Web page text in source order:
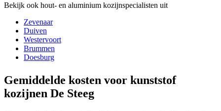
Bekijk ook hout- en aluminium kozijnspecialisten uit
Zevenaar
Duiven
Westervoort
Brummen
Doesburg
Gemiddelde kosten voor kunststof
kozijnen De Steeg